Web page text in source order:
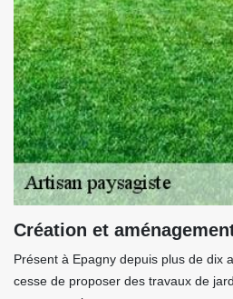
Création et
Présent à Epagny depuis plus de dix
cesse de proposer des travaux de